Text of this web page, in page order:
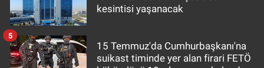
kesintisi yaşanacak
15 Temmuz'da Cumhurbaşkanı'na
suikast timinde yer alan firari FETÖ
5